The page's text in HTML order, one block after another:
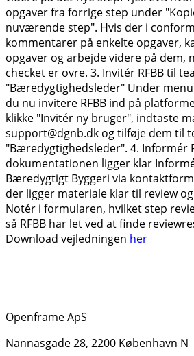
opgaver fra forrige step under
nuværende step". Hvis der i
kommentarer på enkelte opgaver,
opgaver og arbejde videre på dem,
checket er ovre. 3. Invitér RFBB til
"Bæredygtighedsleder" Under
du nu invitere RFBB ind på
klikke "Invitér ny bruger", indtaste
support@dgnb.dk og tilføje dem til
"Bæredygtighedsleder". 4. Informér
dokumentationen ligger klar
Bæredygtigt Byggeri via
der ligger materiale klar til review
Notér i formularen, hvilket step
så RFBB har let ved at finde
Download vejledningen her
Openframe ApS
Nannasgade 28, 2200 København N